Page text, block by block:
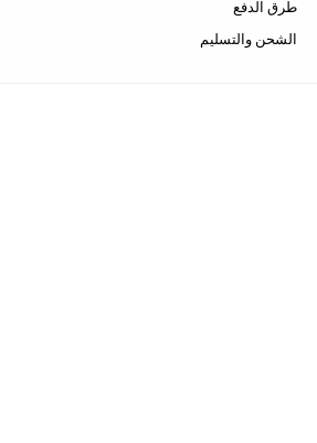
طرق الدفع
الشحن والتسليم